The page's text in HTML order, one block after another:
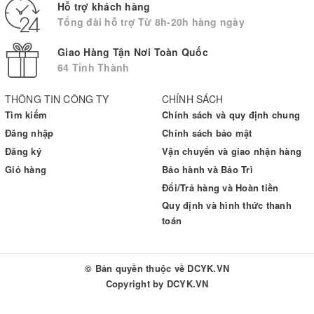
- Sử dụng khăn khô, mềm để lau khoang chứa nước
- Không sử dụng hóa chất hay chất tẩy rửa
với những lỗi thuộc về nhà sản xuất. Thông tin bảo hành xem trên
Hướng dẫn sử dụng và phiếu bảo hành kèm theo.
Hãy mua và trải nghiệm sự tinh tế đến từ LAICA - Italy.
Cơ Sở Sản Xuất Gỗ Thủ Công Cao Cấp Minh Phương Mộc
Thửa Đất Số 232, Tờ Bản Đồ Số 39, KP. 7, P. Uyên Hưng, TX. Tân
THÔNG TIN CÔNG TY
Tìm kiếm
Đăng nhập
Đăng ký
Giỏ hàng
CHÍNH SÁCH
Chính sách và quy định chung
Chính sách bảo mật
Vận chuyển và giao nhận hàng
Bảo hành và Bảo Trì
Đổi/Trả hàng và Hoàn tiền
Quy định và hình thức thanh
toán
Hỗ trợ khách hàng
Tổng đài hỗ trợ Từ 8h-20h hàng ngày
Giao Hàng Tận Nơi Toàn Quốc
64 Tỉnh Thành
© Bản quyền thuộc về DCYK.VN
Copyright by DCYK.VN